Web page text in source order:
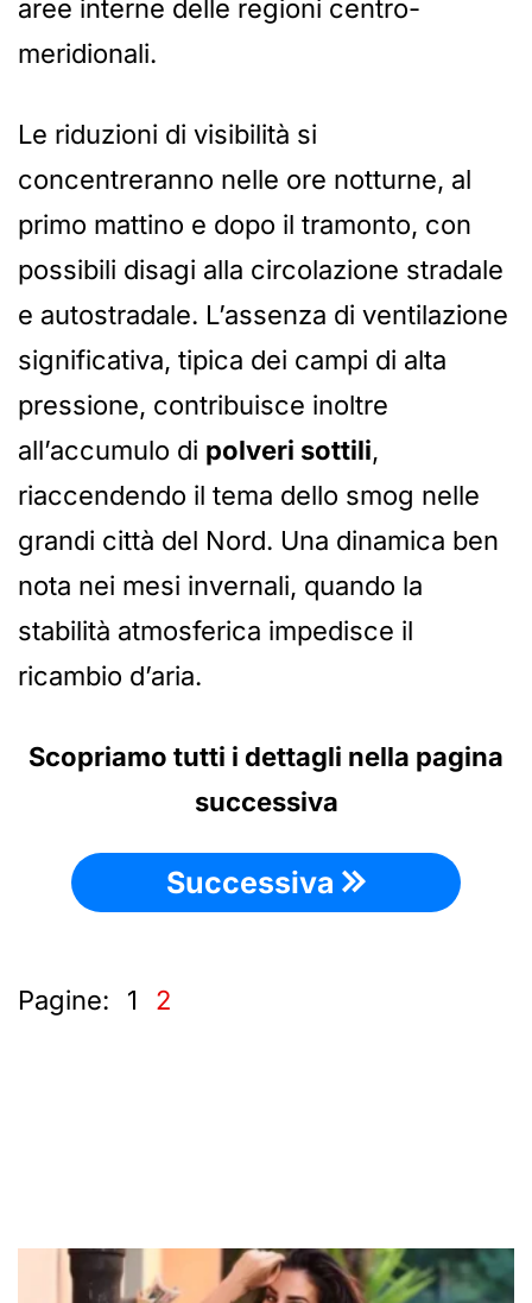
aree interne delle regioni centro-
meridionali.
Le riduzioni di visibilità si
concentreranno nelle ore notturne, al
primo mattino e dopo il tramonto, con
possibili disagi alla circolazione stradale
e autostradale. L’assenza di ventilazione
significativa, tipica dei campi di alta
pressione, contribuisce inoltre
all’accumulo di polveri sottili,
riaccendendo il tema dello smog nelle
grandi città del Nord. Una dinamica ben
nota nei mesi invernali, quando la
stabilità atmosferica impedisce il
ricambio d’aria.
Scopriamo tutti i dettagli nella pagina
successiva
Successiva
Pagine: 1 2